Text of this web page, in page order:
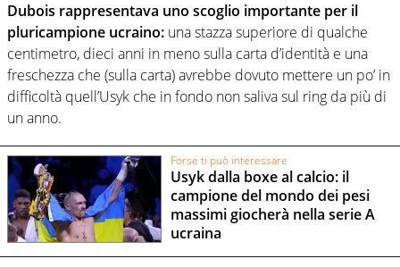
Dubois rappresentava uno scoglio importante per il
pluricampione ucraino: una stazza superiore di qualche
centimetro, dieci anni in meno sulla carta d’identità e una
freschezza che (sulla carta) avrebbe dovuto mettere un po’ in
difficoltà quell’Usyk che in fondo non saliva sul ring da più di
un anno.
Forse ti può interessare
Usyk dalla boxe al calcio: il
campione del mondo dei pesi
massimi giocherà nella serie A
ucraina